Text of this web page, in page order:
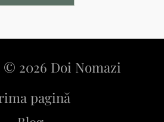
2026 Doi Nomazi
pagină